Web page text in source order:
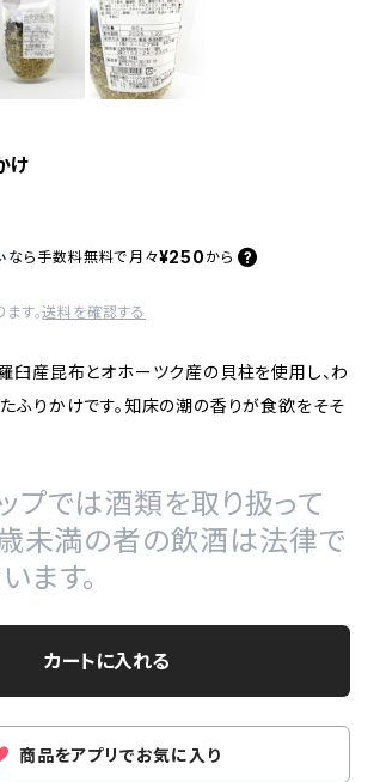
け
なら 手数料無料で 月々¥250 から
す。送料を確認する
産昆布とオホーツク産の貝柱を使用し、わ
ふりかけです。知床の潮の香りが食欲をそそ
プでは酒類を取り扱って
未満の者の飲酒は法律で
ます。
カートに入れる
商品をアプリでお気に入り